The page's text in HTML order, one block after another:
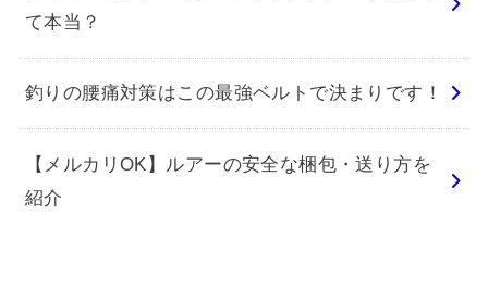
て本当？
釣りの腰痛対策はこの最強ベルトで決まりです！
【メルカリOK】ルアーの安全な梱包・送り方を
紹介